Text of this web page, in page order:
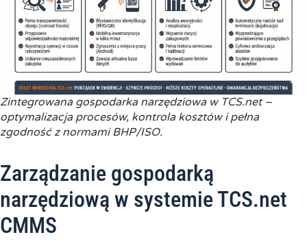
Zintegrowana gospodarka narzędziowa w TCS.net –
optymalizacja procesów, kontrola kosztów i pełna
zgodność z normami BHP/ISO.
Zarządzanie gospodarką
narzędziową w systemie TCS.net
CMMS